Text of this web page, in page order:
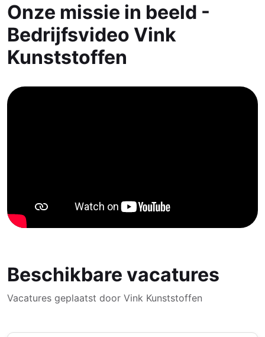
Onze missie in beeld -
Bedrijfsvideo Vink
Kunststoffen
Beschikbare vacatures
Vacatures geplaatst door Vink Kunststoffen